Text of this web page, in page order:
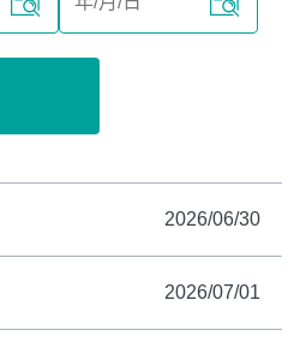
2026/06/30
2026/07/01